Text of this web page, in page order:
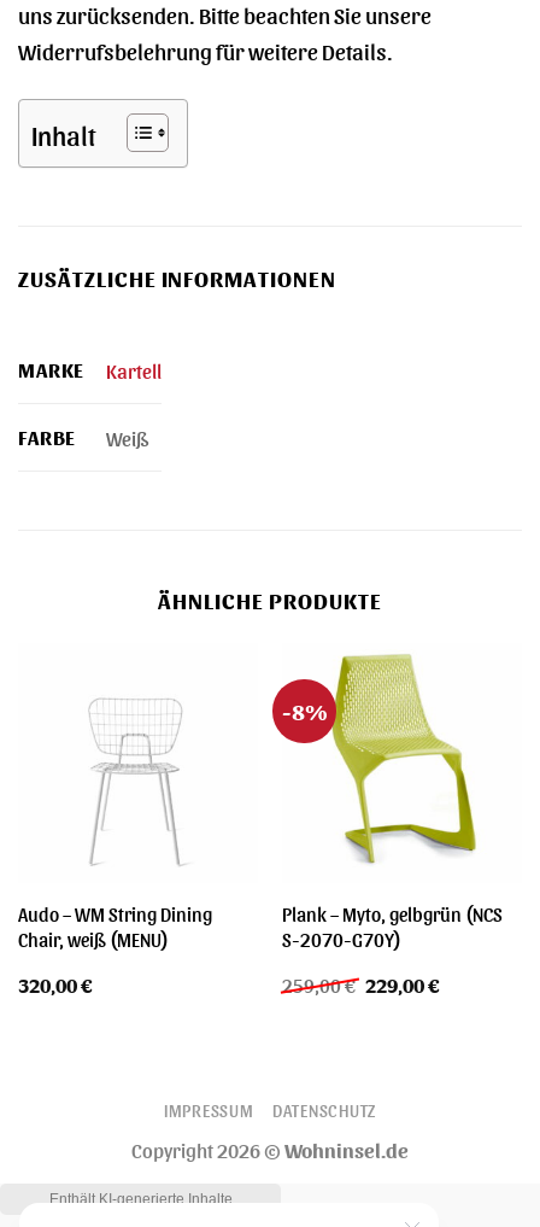
uns zurücksenden. Bitte beachten Sie unsere
Widerrufsbelehrung für weitere Details.
Inhalt
ZUSÄTZLICHE INFORMATIONEN
MARKE Kartell
FARBE Weiß
ÄHNLICHE PRODUKTE
Audo – WM String Dining
Chair, weiß (MENU)
320,00€
-8%
Plank – Myto, gelbgrün (NCS
S-2070-G70Y)
259,00€ Ursprünglicher
Preis
229,00€Aktueller
IMPRESSUM DATENSCHUTZ
Copyright 2026 ©Wohninsel.de